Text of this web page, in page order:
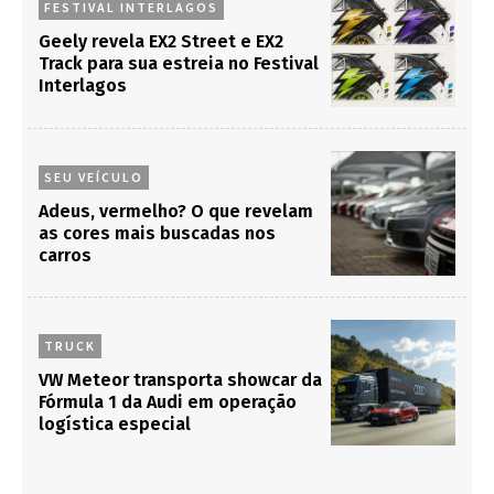
FESTIVAL INTERLAGOS
Geely revela EX2 Street e EX2
Track para sua estreia no Festival
Interlagos
SEU VEÍCULO
Adeus, vermelho? O que revelam
as cores mais buscadas nos
carros
TRUCK
VW Meteor transporta showcar da
Fórmula 1 da Audi em operação
logística especial